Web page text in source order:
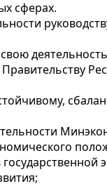
сферах.